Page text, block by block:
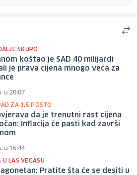
SKUPO
koštao je SAD 40 milijardi
je prava cijena mnogo veća za
u 20:07
ZA 1,5 POSTO
da je trenutni rast cijena
Inflacija će pasti kad završi
u 16:44
U LAS VEGASU
Pratite šta će se desiti u